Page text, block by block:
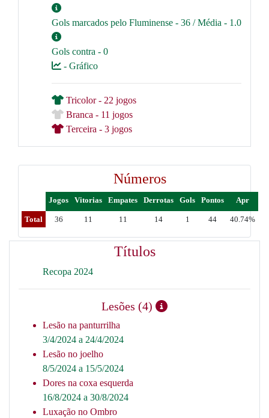
Gols marcados pelo Fluminense - 36 / Média - 1.0
Gols contra - 0
- Gráfico
Tricolor - 22 jogos
Branca - 11 jogos
Terceira - 3 jogos
Números
Jogos Vitorias Empates Derrotas Gols Pontos Apr
Total 36 11 11 14 1 44 40.74%
Títulos
Recopa 2024
Lesões (4)
Lesão na panturrilha
3/4/2024 a 24/4/2024
Lesão no joelho
8/5/2024 a 15/5/2024
Dores na coxa esquerda
16/8/2024 a 30/8/2024
Luxação no Ombro